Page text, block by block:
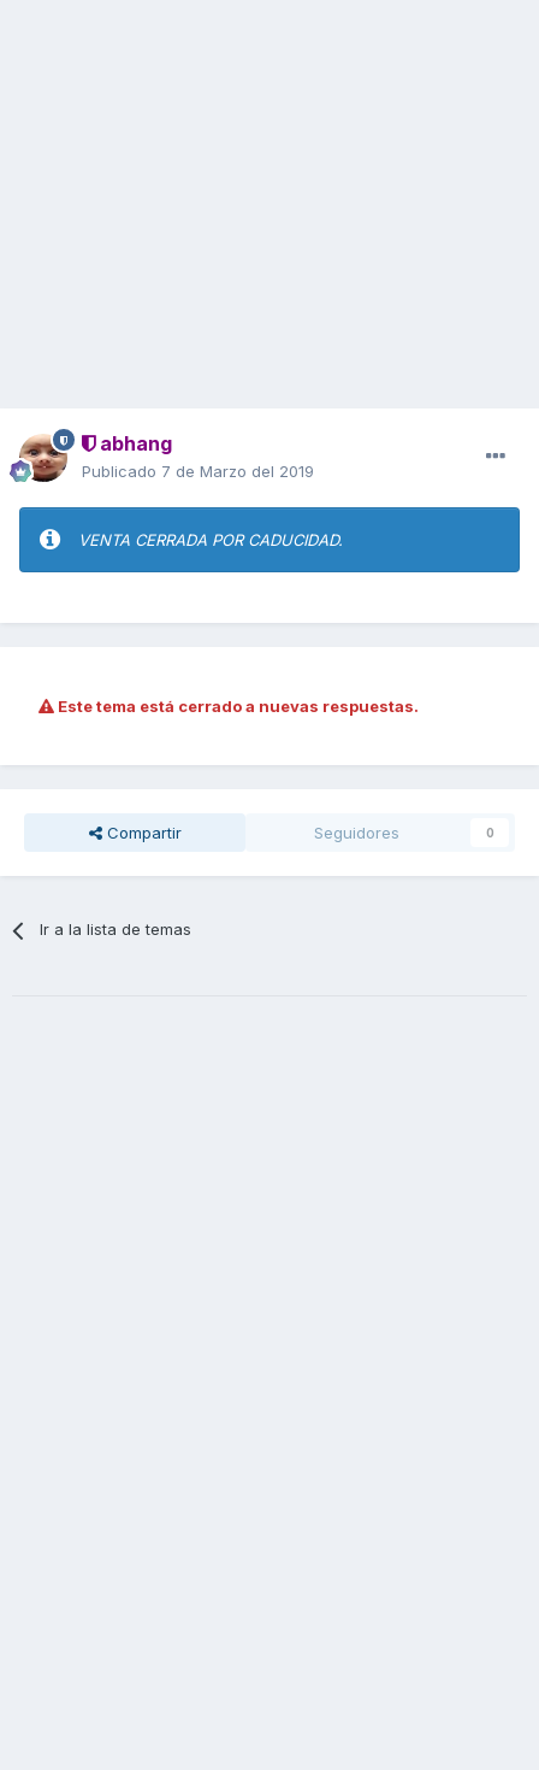
abhang
Publicado 7 de Marzo del 2019
VENTA CERRADA POR CADUCIDAD.
Este tema está cerrado a nuevas respuestas.
Compartir Seguidores 0
Ir a la lista de temas